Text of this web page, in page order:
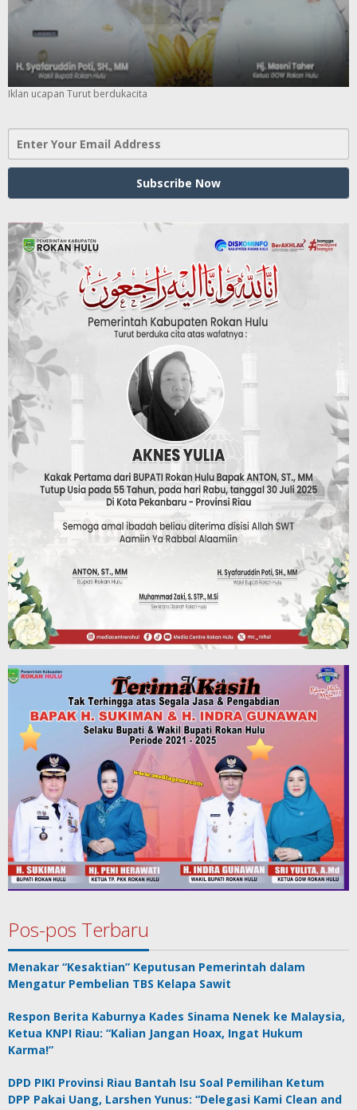
Iklan ucapan Turut berdukacita
Pos-pos Terbaru
Menakar “Kesaktian” Keputusan Pemerintah dalam
Mengatur Pembelian TBS Kelapa Sawit
Respon Berita Kaburnya Kades Sinama Nenek ke Malaysia,
Ketua KNPI Riau: “Kalian Jangan Hoax, Ingat Hukum
Karma!”
DPD PIKI Provinsi Riau Bantah Isu Soal Pemilihan Ketum
DPP Pakai Uang, Larshen Yunus: “Delegasi Kami Clean and